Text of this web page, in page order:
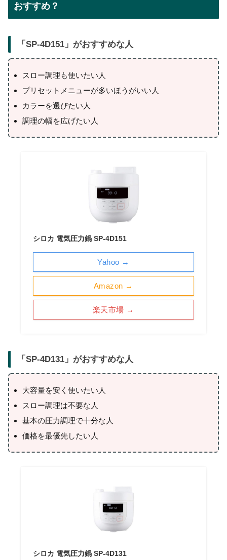
おすすめ？
「SP-4D151 」がおすすめな人
スロー調理も使いたい人
プリセットメニューが多いほうがいい人
カラーを選びたい人
調理の幅を広げたい人
シロカ 電気圧力鍋 SP-4D151
Amazon →
楽天市場 →
Yahoo →
「SP-4D131 」がおすすめな人
大容量を安く使いたい人
スロー調理は不要な人
基本の圧力調理で十分な人
価格を最優先したい人
シロカ 電気圧力鍋 SP-4D131